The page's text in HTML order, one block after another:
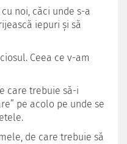
noi, căci unde s-a
iepuri și să
Ceea ce v-am
care trebuie să-i
pe acolo pe unde se
de care trebuie să